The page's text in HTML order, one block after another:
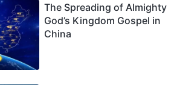
The Spreading of Almighty
God’s Kingdom Gospel in
China